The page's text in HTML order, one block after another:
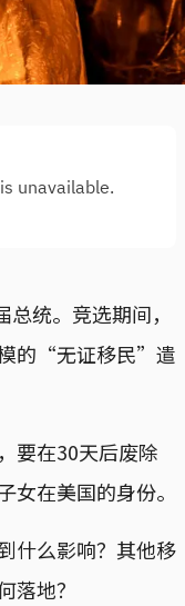
统。竞选期间，
的“无证移民”遣
要在30天后废除
女在美国的身份。
什么影响？其他移
落地？